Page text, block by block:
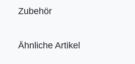
Zubehör
Ähnliche Artikel